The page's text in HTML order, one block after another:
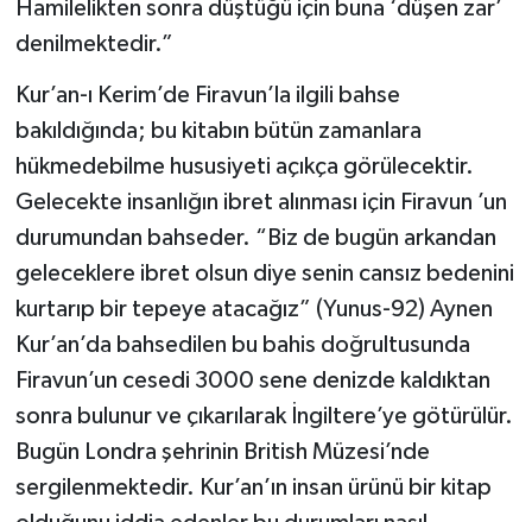
Hamilelikten sonra düştüğü için buna ‘düşen zar’
denilmektedir.”
Kur’an-ı Kerim’de Firavun’la ilgili bahse
bakıldığında; bu kitabın bütün zamanlara
hükmedebilme hususiyeti açıkça görülecektir.
Gelecekte insanlığın ibret alınması için Firavun ’un
durumundan bahseder. “Biz de bugün arkandan
geleceklere ibret olsun diye senin cansız bedenini
kurtarıp bir tepeye atacağız” (Yunus-92) Aynen
Kur’an’da bahsedilen bu bahis doğrultusunda
Firavun’un cesedi 3000 sene denizde kaldıktan
sonra bulunur ve çıkarılarak İngiltere’ye götürülür.
Bugün Londra şehrinin British Müzesi’nde
sergilenmektedir. Kur’an’ın insan ürünü bir kitap